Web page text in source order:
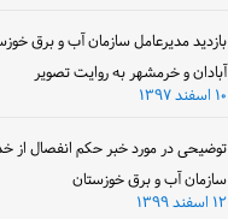
بازدید مدیرعامل سازمان آب و برق
آبادان و خرمشهر به روایت تصویر
۱۰ اسفند ۱۳۹۷
توضیحی در مورد خبر حکم انفصال از
سازمان آب و برق خوزستان
۱۲ اسفند ۱۳۹۹